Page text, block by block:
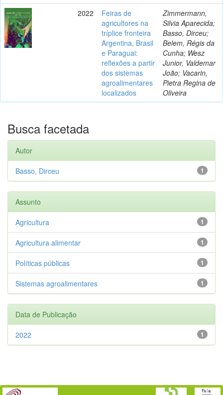
2022
Feiras de
agricultores na
tríplice fronteira
Argentina, Brasil
e Paraguai:
reflexões a partir
dos sistemas
agroalimentares
localizados
Zimmermann,
Silvia Aparecida;
Basso, Dirceu;
Belem, Régis da
Cunha; Wesz
Junior, Valdemar
João; Vacarin,
Pietra Regina de
Oliveira
Busca facetada
Autor
1
Basso, Dirceu
Assunto
1
Agricultura
1
Agricultura alimentar
1
Políticas públicas
1
Sistemas agroalimentares
Data de Publicação
1
2022